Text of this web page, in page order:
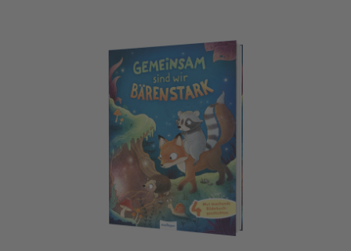
Gemeinsam sind wir bärenstark